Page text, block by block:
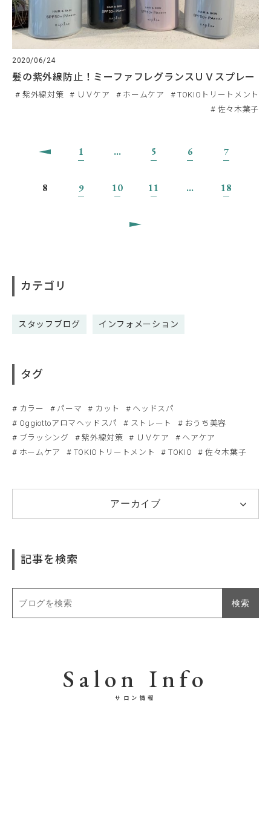
2020/06/24
髪の紫外線防止！ミーファフレグランスＵＶスプレー
紫外線対策 ＵＶケア ホームケア
TOKIOトリートメント
佐々木葉子
1 … 5 6 7
8 9 10 11 … 18
カテゴリ
スタッフブログ インフォメーション
タグ
カラー パーマ カット
ヘッドスパ
Oggiottoアロマヘッドスパ
ストレート
おうち美容
ブラッシング
紫外線対策 ＵＶケア
ヘアケア
ホームケア
TOKIOトリートメント TOKIO 佐々木葉子
アーカイブ
記事を検索
Salon Info
サロン情報